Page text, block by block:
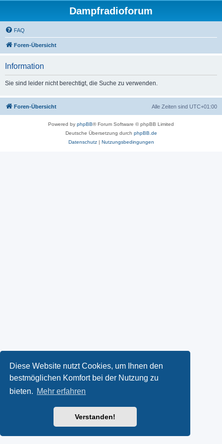
Diese Website nutzt Cookies, um Ihnen den
bestmöglichen Komfort bei der Nutzung zu
bieten. Mehr erfahren
Verstanden!
Dampfradioforum
FAQ
Foren-Übersicht
Information
Sie sind leider nicht berechtigt, die Suche zu verwenden.
Foren-Übersicht Alle Zeiten sind UTC+01:00
Powered by phpBB® Forum Software © phpBB Limited
Deutsche Übersetzung durch phpBB.de
Datenschutz| Nutzungsbedingungen